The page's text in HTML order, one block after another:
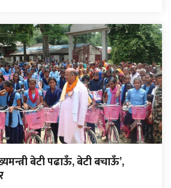
बेटी पढाऊँ, बेटी बचाऊँ’,